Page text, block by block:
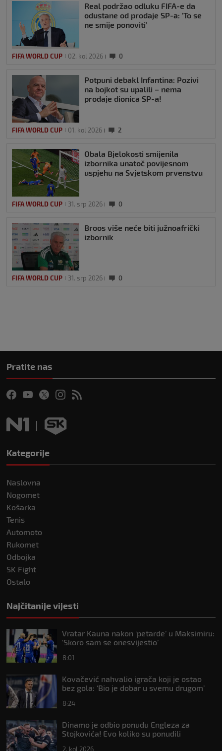
Real podržao odluku FIFA-e da
odustane od prodaje SP-a: ‘To se
ne smije ponoviti’
FIFA WORLD CUP 02. kol 2026 0
Potpuni debakl Infantina: Pozivi
na bojkot su upalili – nema
prodaje dionica SP-a!
FIFA WORLD CUP 01. kol 2026 2
Obala Bjelokosti smijenila
izbornika unatoč povijesnom
uspjehu na Svjetskom prvenstvu
FIFA WORLD CUP 31. srp 2026 0
Broos više neće biti južnoafrički
izbornik
FIFA WORLD CUP 31. srp 2026 0
Pratite nas
Kategorije
Naslovna
Nogomet
Košarka
Tenis
Automoto
Rukomet
Odbojka
SK Fight
Ostalo
Najčitanije vijesti
Vratar Kauna nakon ‘petarde’ u Maksimiru:
‘Skoro sam se onesvijestio’
8:01
Kovačević nahvalio igrača koji je ostao
bez gola: ‘Bio je dobar u svemu drugom’
8:24
Dinamo je odbio ponudu Engleza za
Stojkovića! Evo koliko su ponudili
2. kol 2026